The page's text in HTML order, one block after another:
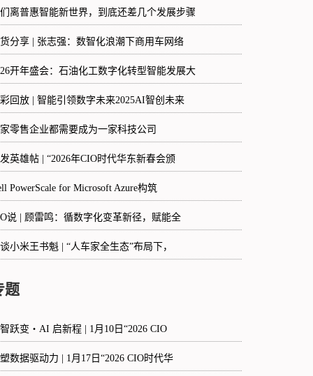
离普惠智能新世界，到底还差几个发展步骤
分享 | 张志强：数智化浪潮下商用车网络
开年盛会：石油化工数字化转型智能发展大
回放 | 智能引领数字未来2025AI智创未来
零售企业都需要成为一家科技公司
英雄帖 | “2026年CIO时代华东新春会颁
PowerScale for Microsoft Azure构筑
说 | 顾雷鸣：循数字化变革新径，赋能全
小米王书魁 | “人车家全生态”布局下，
题
跃变・AI 启新程 | 1月10日“2026 CIO
数据驱动力 | 1月17日“2026 CIO时代华